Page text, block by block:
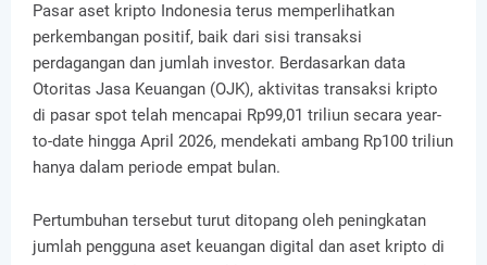
Pasar aset kripto Indonesia terus memperlihatkan
perkembangan positif, baik dari sisi transaksi
perdagangan dan jumlah investor. Berdasarkan data
Otoritas Jasa Keuangan (OJK), aktivitas transaksi kripto
di pasar spot telah mencapai Rp99,01 triliun secara year-
to-date hingga April 2026, mendekati ambang Rp100 triliun
hanya dalam periode empat bulan.
Pertumbuhan tersebut turut ditopang oleh peningkatan
jumlah pengguna aset keuangan digital dan aset kripto di